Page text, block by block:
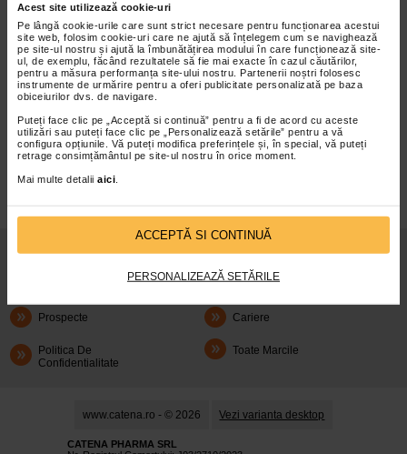
Acest site utilizează cookie-uri
Pe lângă cookie-urile care sunt strict necesare pentru funcționarea acestui
site web, folosim cookie-uri care ne ajută să înțelegem cum se navighează
pe site-ul nostru și ajută la îmbunătățirea modului în care funcționează site-
ul, de exemplu, făcând rezultatele să fie mai exacte în cazul căutărilor,
pentru a măsura performanța site-ului nostru. Partenerii noștri folosesc
instrumente de urmărire pentru a oferi publicitate personalizată pe baza
obiceiurilor dvs. de navigare.
Puteți face clic pe „Acceptă si continuă” pentru a fi de acord cu aceste
utilizări sau puteți face clic pe „Personalizează setările” pentru a vă
configura opțiunile. Vă puteți modifica preferințele și, în special, vă puteți
retrage consimțământul pe site-ul nostru în orice moment.
Mai multe detalii aici
ACCEPTĂ SI CONTINUĂ
PERSONALIZEAZĂ SETĂRILE
folosit pentru tratamentul
simptomelor ce apar in zilele…
simptomelor ce apar in zilele…
infoline@catena.ro CallCenter
Despre Noi Oferte
Cum Rezerv
Prospecte Cariere
Politica De
Confidentialitate
Toate Marcile
www.catena.ro - © 2026 Vezi varianta desktop
CATENA PHARMA SRL